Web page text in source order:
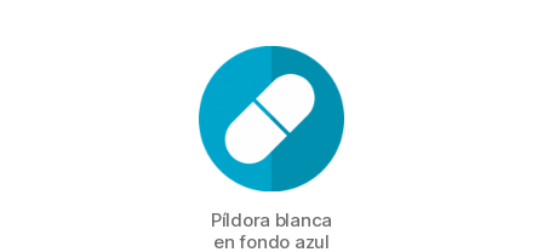
Píldora blanca
en fondo azul